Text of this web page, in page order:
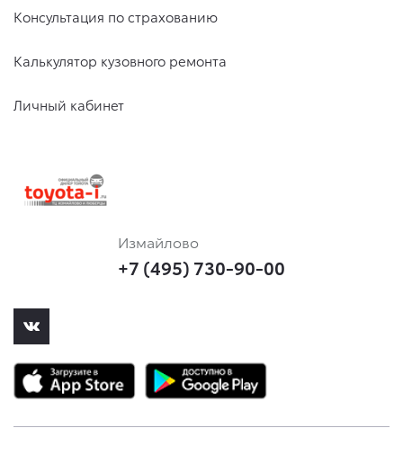
Консультация по страхованию
Калькулятор кузовного ремонта
Личный кабинет
Измайлово
+7 (495) 730-90-00